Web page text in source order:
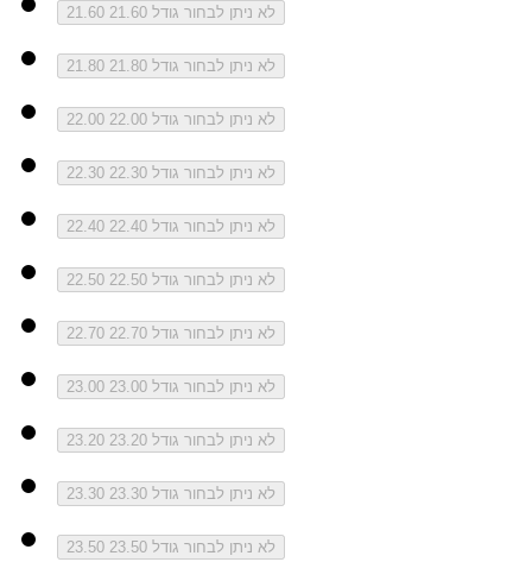
21.60 לא ניתן לבחור גודל 21.60
21.80 לא ניתן לבחור גודל 21.80
22.00 לא ניתן לבחור גודל 22.00
22.30 לא ניתן לבחור גודל 22.30
22.40 לא ניתן לבחור גודל 22.40
22.50 לא ניתן לבחור גודל 22.50
22.70 לא ניתן לבחור גודל 22.70
23.00 לא ניתן לבחור גודל 23.00
23.20 לא ניתן לבחור גודל 23.20
23.30 לא ניתן לבחור גודל 23.30
23.50 לא ניתן לבחור גודל 23.50